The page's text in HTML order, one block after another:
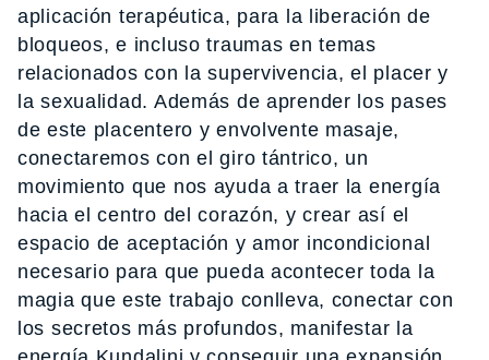
aplicación terapéutica, para la liberación de
bloqueos, e incluso traumas en temas
relacionados con la supervivencia, el placer y
la sexualidad. Además de aprender los pases
de este placentero y envolvente masaje,
conectaremos con el giro tántrico, un
movimiento que nos ayuda a traer la energía
hacia el centro del corazón, y crear así el
espacio de aceptación y amor incondicional
necesario para que pueda acontecer toda la
magia que este trabajo conlleva, conectar con
los secretos más profundos, manifestar la